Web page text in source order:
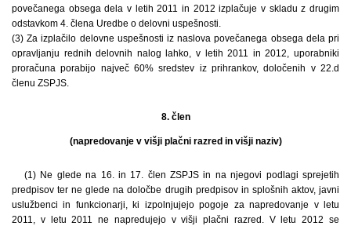
povečanega obsega dela v letih 2011 in 2012 izplačuje v skladu z drugim
odstavkom 4. člena Uredbe o delovni uspešnosti.
(3) Za izplačilo delovne uspešnosti iz naslova povečanega obsega dela pri
opravljanju rednih delovnih nalog lahko, v letih 2011 in 2012, uporabniki
proračuna porabijo največ 60% sredstev iz prihrankov, določenih v 22.d
členu ZSPJS.
8. člen
(napredovanje v višji plačni razred in višji naziv)
(1) Ne glede na 16. in 17. člen ZSPJS in na njegovi podlagi sprejetih
predpisov ter ne glede na določbe drugih predpisov in splošnih aktov, javni
uslužbenci in funkcionarji, ki izpolnjujejo pogoje za napredovanje v letu
2011, v letu 2011 ne napredujejo v višji plačni razred. V letu 2012 se